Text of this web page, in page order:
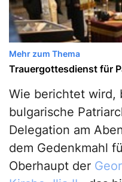
Mehr zum Thema
Trauergottesdienst für
Wie berichtet wird,
bulgarische
Delegation am
dem Gedenkmahl
Oberhaupt der